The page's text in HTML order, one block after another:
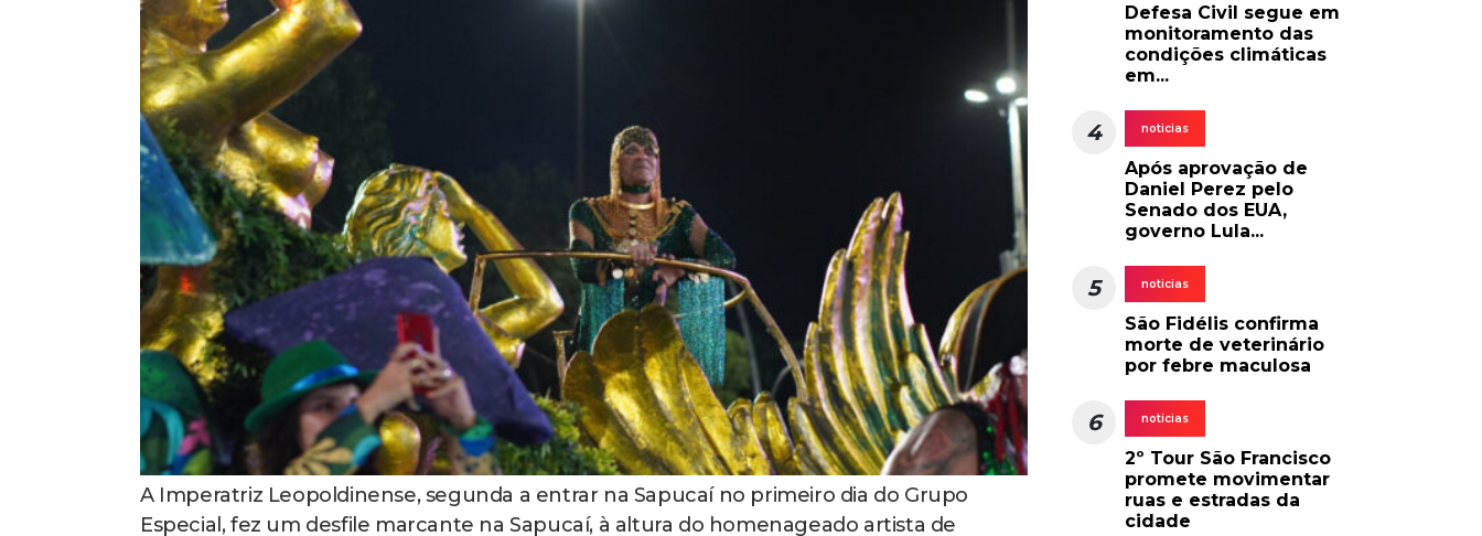
A Imperatriz Leopoldinense, segunda a entrar na Sapucaí no primeiro dia do Grupo
Especial, fez um desfile marcante na Sapucaí, à altura do homenageado artista de
Defesa Civil segue em
monitoramento das
condições climáticas
em...
4 noticias
Após aprovação de
Daniel Perez pelo
Senado dos EUA,
governo Lula...
5 noticias
São Fidélis confirma
morte de veterinário
por febre maculosa
6 noticias
2º Tour São Francisco
promete movimentar
ruas e estradas da
cidade